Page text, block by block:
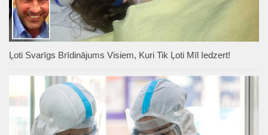
Ļoti Svarīgs Brīdinājums Visiem, Kuri Tik Ļoti Mīl Iedzert!